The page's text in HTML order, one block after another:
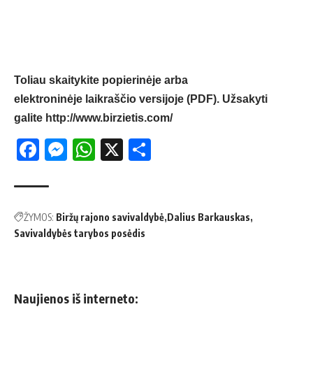
Toliau skaitykite popierinėje arba
elektroninėje laikraščio versijoje (PDF). Užsakyti
galite http://www.birzietis.com/
Facebook
Messenger
WhatsApp
X
ŽYMOS: Biržų rajono savivaldybė Dalius Barkauskas
Savivaldybės tarybos posėdis
Naujienos iš interneto: